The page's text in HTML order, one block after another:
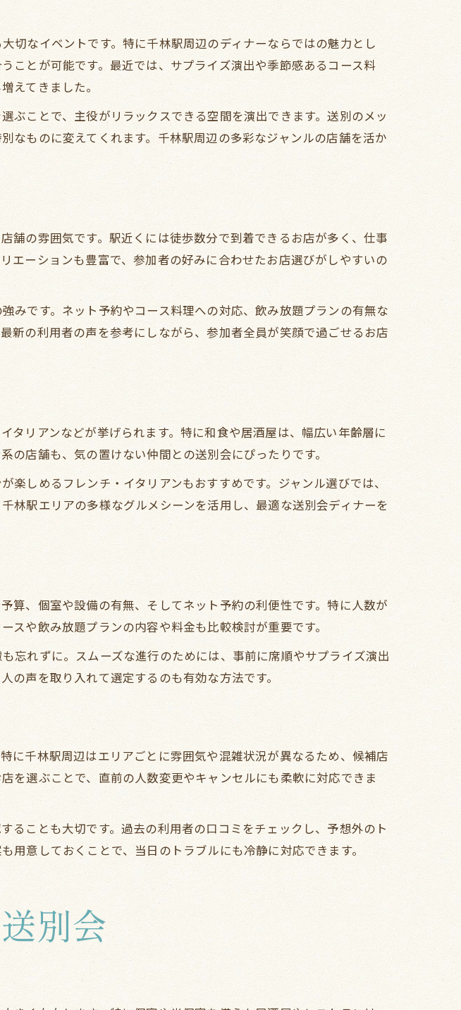
送別会の秘訣
スポット活用法
ナープラン
ィナープラン提案
別なディナー体験
ナーのポイント
出の瞬間
る門出のメッセージ
で思い出作り
別会の実現法
叶える満足送別会
ディナー選び
つけたいポイント
ディナー提案
配の注意点
良く予約する方法
るべきタイミング
切なイベントです。特に千林駅周辺のディナーならではの魅力とし
ことが可能です。最近では、サプライズ演出や季節感あるコース料
えてきました。
ぶことで、主役がリラックスできる空間を演出できます。送別のメッ
なものに変えてくれます。千林駅周辺の多彩なジャンルの店舗を活か
舗の雰囲気です。駅近くには徒歩数分で到着できるお店が多く、仕事
エーションも豊富で、参加者の好みに合わせたお店選びがしやすいの
みです。ネット予約やコース料理への対応、飲み放題プランの有無な
新の利用者の声を参考にしながら、参加者全員が笑顔で過ごせるお店
タリアンなどが挙げられます。特に和食や居酒屋は、幅広い年齢層に
店舗も、気の置けない仲間との送別会にぴったりです。
しめるフレンチ・イタリアンもおすすめです。ジャンル選びでは、
林駅エリアの多様なグルメシーンを活用し、最適な送別会ディナーを
算、個室や設備の有無、そしてネット予約の利便性です。特に人数が
や飲み放題プランの内容や料金も比較検討が重要です。
忘れずに。スムーズな進行のためには、事前に席順やサプライズ演出
声を取り入れて選定するのも有効な方法です。
に千林駅周辺はエリアごとに雰囲気や混雑状況が異なるため、候補店
を選ぶことで、直前の人数変更やキャンセルにも柔軟に対応できま
ることも大切です。過去の利用者の口コミをチェックし、予想外のト
意しておくことで、当日のトラブルにも冷静に対応できます。
別会